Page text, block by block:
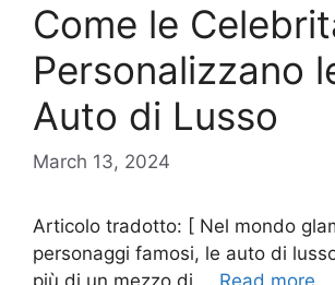
Come le
Personalizzano
Auto di Lusso
March 13, 2024
Articolo tradotto: [ Nel mondo
personaggi famosi, le auto di
più di un mezzo di … Read more